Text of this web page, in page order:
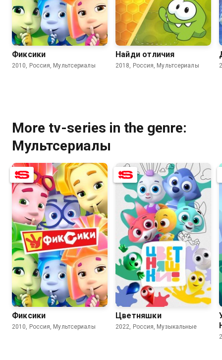
8.0 6.2
Фиксики
2010, Россия, Мультсериалы
7.7
Найди отличия
2018, Россия, Мультсериалы
More tv-series in the genre:
Мультсериалы
8.0 6.2
Фиксики
2010, Россия, Мультсериалы
8.9 6.2
Цветняшки
2022, Россия, Музыкальные